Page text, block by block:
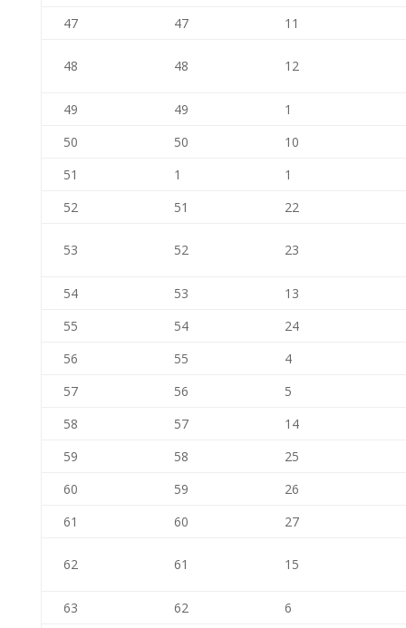
47
47 11
48 48 12
49 49
1
50
50
10
51
1
1
52
51 22
53 52 23
54 53
13
55
54
24
56
55
4
57
56
5
58
57
14
59
58
25
60
59
26
61
60 27
62 61 15
63 62
6